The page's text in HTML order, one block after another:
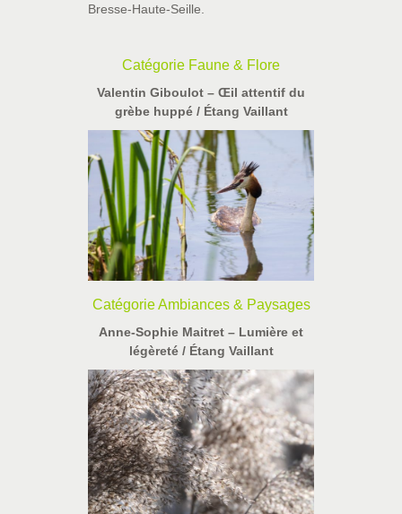
Bresse-Haute-Seille.
Catégorie Faune & Flore
Valentin Giboulot – Œil attentif du
grèbe huppé / Étang Vaillant
Catégorie Ambiances & Paysages
Anne-Sophie Maitret – Lumière et
légèreté / Étang Vaillant